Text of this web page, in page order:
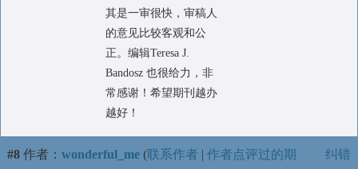
其是一审很快，审稿人
的意见比较客观和公
正。编辑Teresa J.
Bandosz 也很给力，非
常感谢！希望期刊越办
越好！
#8 作者： wonderful_me (联系作者 | 作者点评过的期
纠错